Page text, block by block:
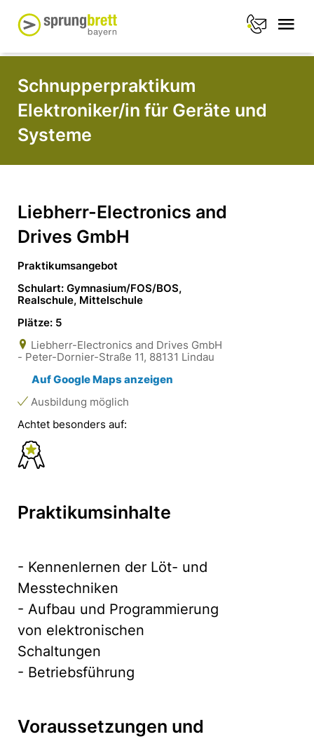
Schnupperpraktikum
Elektroniker/in für Geräte und
Systeme
Liebherr-Electronics and
Drives GmbH
Praktikumsangebot
Schulart: Gymnasium/FOS/BOS,
Realschule, Mittelschule
Plätze: 5
Liebherr-Electronics and Drives GmbH
- Peter-Dornier-Straße 11, 88131 Lindau
Auf Google Maps anzeigen
Ausbildung möglich
Achtet besonders auf:
Praktikumsinhalte
- Kennenlernen der Löt- und
Messtechniken
- Aufbau und Programmierung
von elektronischen
Schaltungen
- Betriebsführung
Voraussetzungen und